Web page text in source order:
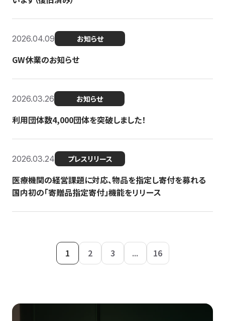
2026.04.09 お知らせ
GW休業のお知らせ
2026.03.26 お知らせ
利用団体数4,000団体を突破しました！
2026.03.24 プレスリリース
医療機関の経営課題に対応、物品を指定し寄付を募れる
国内初の「寄贈品指定寄付」機能をリリース
1 2 3 ... 16